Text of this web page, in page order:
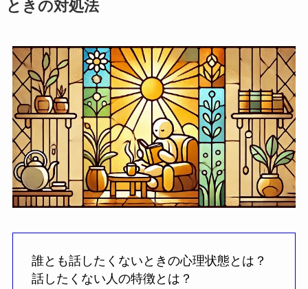
ときの対処法
誰とも話したくないときの心理状態とは？
話したくない人の特徴とは？